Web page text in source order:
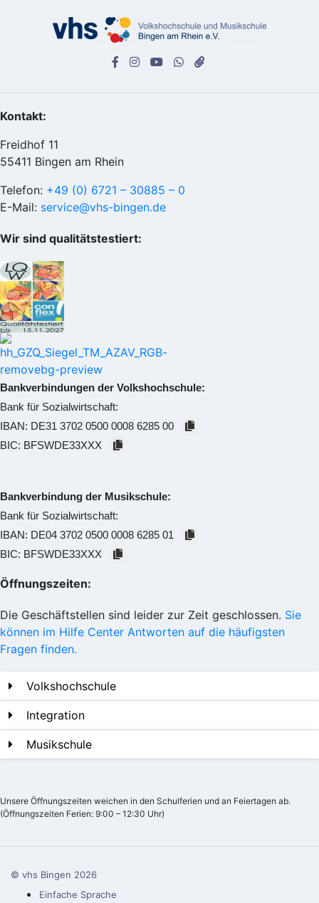
Kontakt:
Freidhof 11
55411 Bingen am Rhein
Telefon: +49 (0) 6721 – 30885 – 0
E-Mail: service@vhs-bingen.de
Wir sind qualitätstestiert:
Bankverbindungen der Volkshochschule:
Bank für Sozialwirtschaft:
IBAN: DE31 3702 0500 0008 6285 00
BIC: BFSWDE33XXX
Bankverbindung der Musikschule:
Bank für Sozialwirtschaft:
IBAN: DE04 3702 0500 0008 6285 01
BIC: BFSWDE33XXX
Öffnungszeiten:
Die Geschäftstellen sind leider zur Zeit geschlossen. Sie
können im Hilfe Center Antworten auf die häufigsten
Fragen finden.
Volkshochschule
Integration
Musikschule
Unsere Öffnungszeiten weichen in den Schulferien und an Feiertagen ab.
(Öffnungszeiten Ferien: 9:00 – 12:30 Uhr)
© vhs Bingen 2026
Einfache Sprache